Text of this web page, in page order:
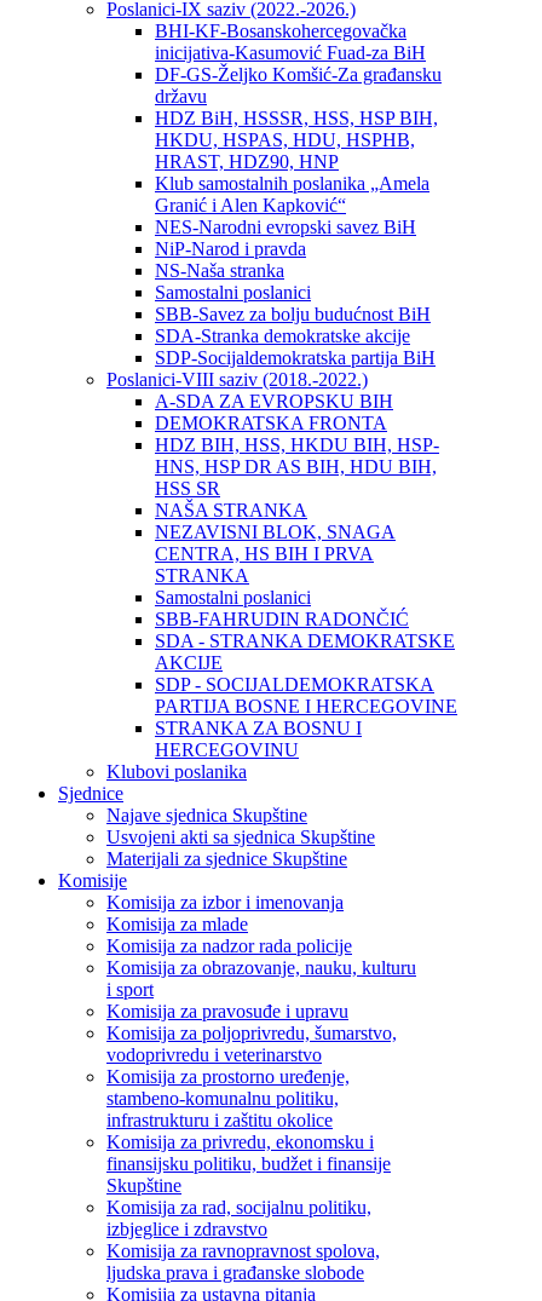
Poslanici-IX saziv (2022.-2026.)
BHI-KF-Bosanskohercegovačka
inicijativa-Kasumović Fuad-za BiH
DF-GS-Željko Komšić-Za građansku
državu
HDZ BiH, HSSSR, HSS, HSP BIH,
HKDU, HSPAS, HDU, HSPHB,
HRAST, HDZ90, HNP
Klub samostalnih poslanika „Amela
Granić i Alen Kapković“
NES-Narodni evropski savez BiH
NiP-Narod i pravda
NS-Naša stranka
Samostalni poslanici
SBB-Savez za bolju budućnost BiH
SDA-Stranka demokratske akcije
SDP-Socijaldemokratska partija BiH
Poslanici-VIII saziv (2018.-2022.)
A-SDA ZA EVROPSKU BIH
DEMOKRATSKA FRONTA
HDZ BIH, HSS, HKDU BIH, HSP-
HNS, HSP DR AS BIH, HDU BIH,
HSS SR
NAŠA STRANKA
NEZAVISNI BLOK, SNAGA
CENTRA, HS BIH I PRVA
STRANKA
Samostalni poslanici
SBB-FAHRUDIN RADONČIĆ
SDA - STRANKA DEMOKRATSKE
AKCIJE
SDP - SOCIJALDEMOKRATSKA
PARTIJA BOSNE I HERCEGOVINE
STRANKA ZA BOSNU I
HERCEGOVINU
Klubovi poslanika
Sjednice
Najave sjednica Skupštine
Usvojeni akti sa sjednica Skupštine
Materijali za sjednice Skupštine
Komisije
Komisija za izbor i imenovanja
Komisija za mlade
Komisija za nadzor rada policije
Komisija za obrazovanje, nauku, kulturu
i sport
Komisija za pravosuđe i upravu
Komisija za poljoprivredu, šumarstvo,
vodoprivredu i veterinarstvo
Komisija za prostorno uređenje,
stambeno-komunalnu politiku,
infrastrukturu i zaštitu okolice
Komisija za privredu, ekonomsku i
finansijsku politiku, budžet i finansije
Skupštine
Komisija za rad, socijalnu politiku,
izbjeglice i zdravstvo
Komisija za ravnopravnost spolova,
ljudska prava i građanske slobode
Komisija za ustavna pitanja